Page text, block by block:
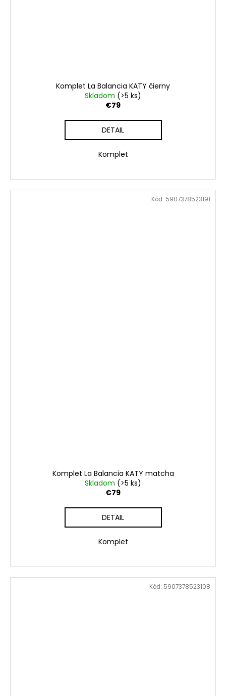
Komplet La Balancia KATY čierny
Skladom (>5 ks)
€79
DETAIL
Komplet
Komplet La Balancia KATY matcha
Skladom (>5 ks)
€79
DETAIL
Komplet
Kód: 5907378523191
Kód: 5907378523108